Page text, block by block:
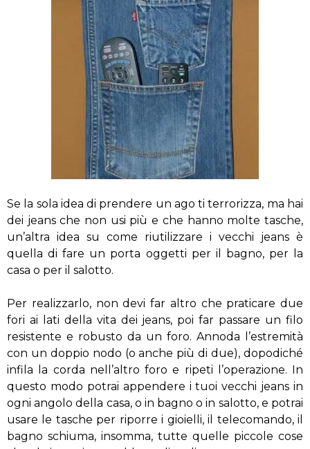
Se la sola idea di prendere un ago ti terrorizza, ma hai
dei jeans che non usi più e che hanno molte tasche,
un’altra idea su come riutilizzare i vecchi jeans è
quella di fare un porta oggetti per il bagno, per la
casa o per il salotto.
Per realizzarlo, non devi far altro che praticare due
fori ai lati della vita dei jeans, poi far passare un filo
resistente e robusto da un foro. Annoda l’estremità
con un doppio nodo (o anche più di due), dopodiché
infila la corda nell’altro foro e ripeti l’operazione. In
questo modo potrai appendere i tuoi vecchi jeans in
ogni angolo della casa, o in bagno o in salotto, e potrai
usare le tasche per riporre i gioielli, il telecomando, il
bagno schiuma, insomma, tutte quelle piccole cose